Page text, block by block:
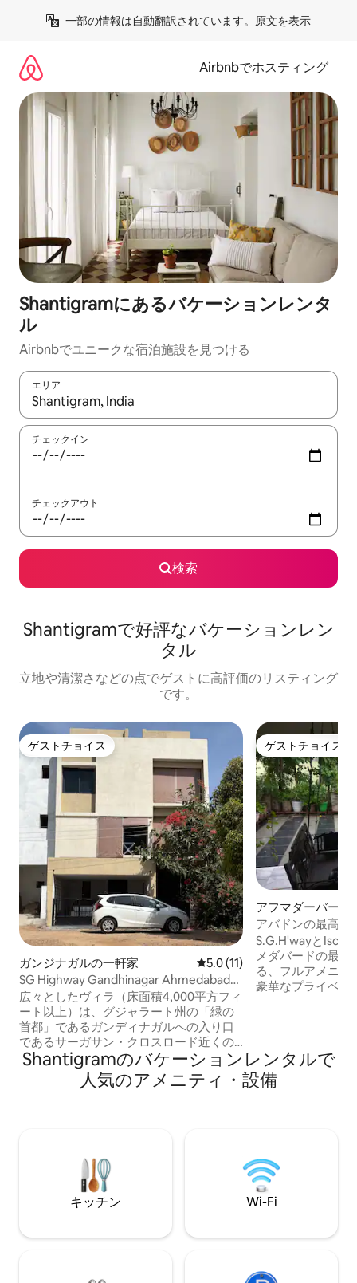
一部の情報は自動翻訳されています。 原文を表示
Airbnbでホスティング
Shantigramにあるバケーションレンタ
ル
Airbnbでユニークな宿泊施設を見つける
エリア
検索結果が表示されたら、上下の矢印キーを使って移動するか
チェックイン
チェックアウト
検索
Shantigramで好評なバケーションレン
タル
立地や清潔さなどの点でゲストに高評価のリスティング
です。
ゲストチョイス
ゲストチョイス
ガンジナガルの一軒家 レビュー11件、5つ星中5.0つ
5.0 (11)
SG Highway Gandhinagar Ahmedabadの
広々としたヴィラ
広々としたヴィラ（床面積4,000平方フィ
ート以上）は、グジャラート州の「緑の
首都」であるガンディナガルへの入り口
であるサーガサン・クロスロード近くの
SGハイウェイ沿いにあります。 GIFT
City、INFO City、Mahatma Mandir、
Vidhan Sabha、Sachivalaya、Narendra
Station、国内線および国際線空港が、宿
泊施設から半径5～15km以内にありま
ゲストチョイス
ゲストチョイス
アフマダーバード
ー
アバドンの最高の
適な家
S.G.H'wayとIscon
メダバードの最高
る、フルアメニテ
豪華なプライベー
システムを備えた
楽しいお風呂を。
間セキュリティと
Shantigramのバケーションレンタルで
人気のアメニティ・設備
キッチン Wi-Fi